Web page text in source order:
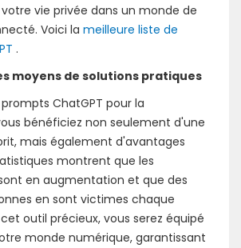
vie privée dans un monde de
Voici la meilleure liste de
.
moyens de solutions pratiques
ChatGPT pour la
bénéficiez non seulement d'une
mais également d'avantages
montrent que les
en augmentation et que des
en sont victimes chaque
outil précieux, vous serez équipé
monde numérique, garantissant